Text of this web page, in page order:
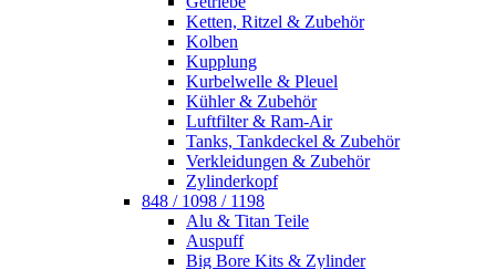
Ketten, Ritzel & Zubehör
Kolben
Kupplung
Kurbelwelle & Pleuel
Kühler & Zubehör
Luftfilter & Ram-Air
Tanks, Tankdeckel & Zubehör
Verkleidungen & Zubehör
Zylinderkopf
848 / 1098 / 1198
Alu & Titan Teile
Auspuff
Big Bore Kits & Zylinder